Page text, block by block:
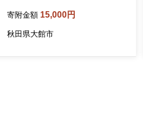
粉 麺 米粉麺 冷凍 冷凍麺 半
生 あきたこまち OGURA 米
寄附金額 15,000円
秋田県大館市